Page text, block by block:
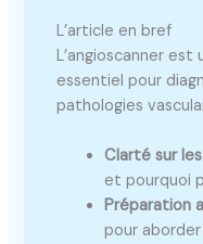
L’article en bref
L’angioscanner est
essentiel pour
pathologies
Clarté sur
et pourquoi
Préparation
pour aborder